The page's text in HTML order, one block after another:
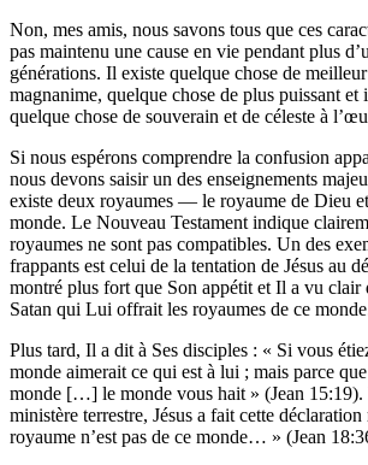
Non, mes amis, nous savons tous que ces
pas maintenu une cause en vie pendant plus
générations. Il existe quelque chose de
magnanime, quelque chose de plus puissant et
quelque chose de souverain et de céleste à
Si nous espérons comprendre la confusion
nous devons saisir un des enseignements
existe deux royaumes — le royaume de Dieu
monde. Le Nouveau Testament indique
royaumes ne sont pas compatibles. Un des
frappants est celui de la tentation de Jésus au
montré plus fort que Son appétit et Il a vu clair
Satan qui Lui offrait les royaumes de ce
Plus tard, Il a dit à Ses disciples : « Si vous
monde aimerait ce qui est à lui ; mais parce
monde […] le monde vous hait » (Jean 15:19).
ministère terrestre, Jésus a fait cette
royaume n’est pas de ce monde… » (Jean